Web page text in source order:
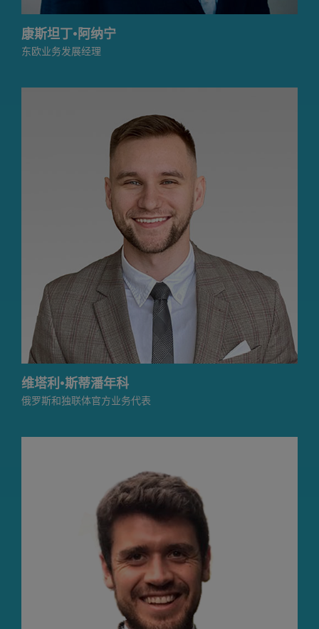
康斯坦丁·阿纳宁
东欧业务发展经理
维塔利·斯蒂潘年科
俄罗斯和独联体官方业务代表